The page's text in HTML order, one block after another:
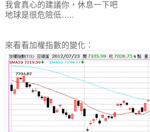
我會真心的建議你，休息一下吧
地球是很危險低…..
來看看加權指數的變化：